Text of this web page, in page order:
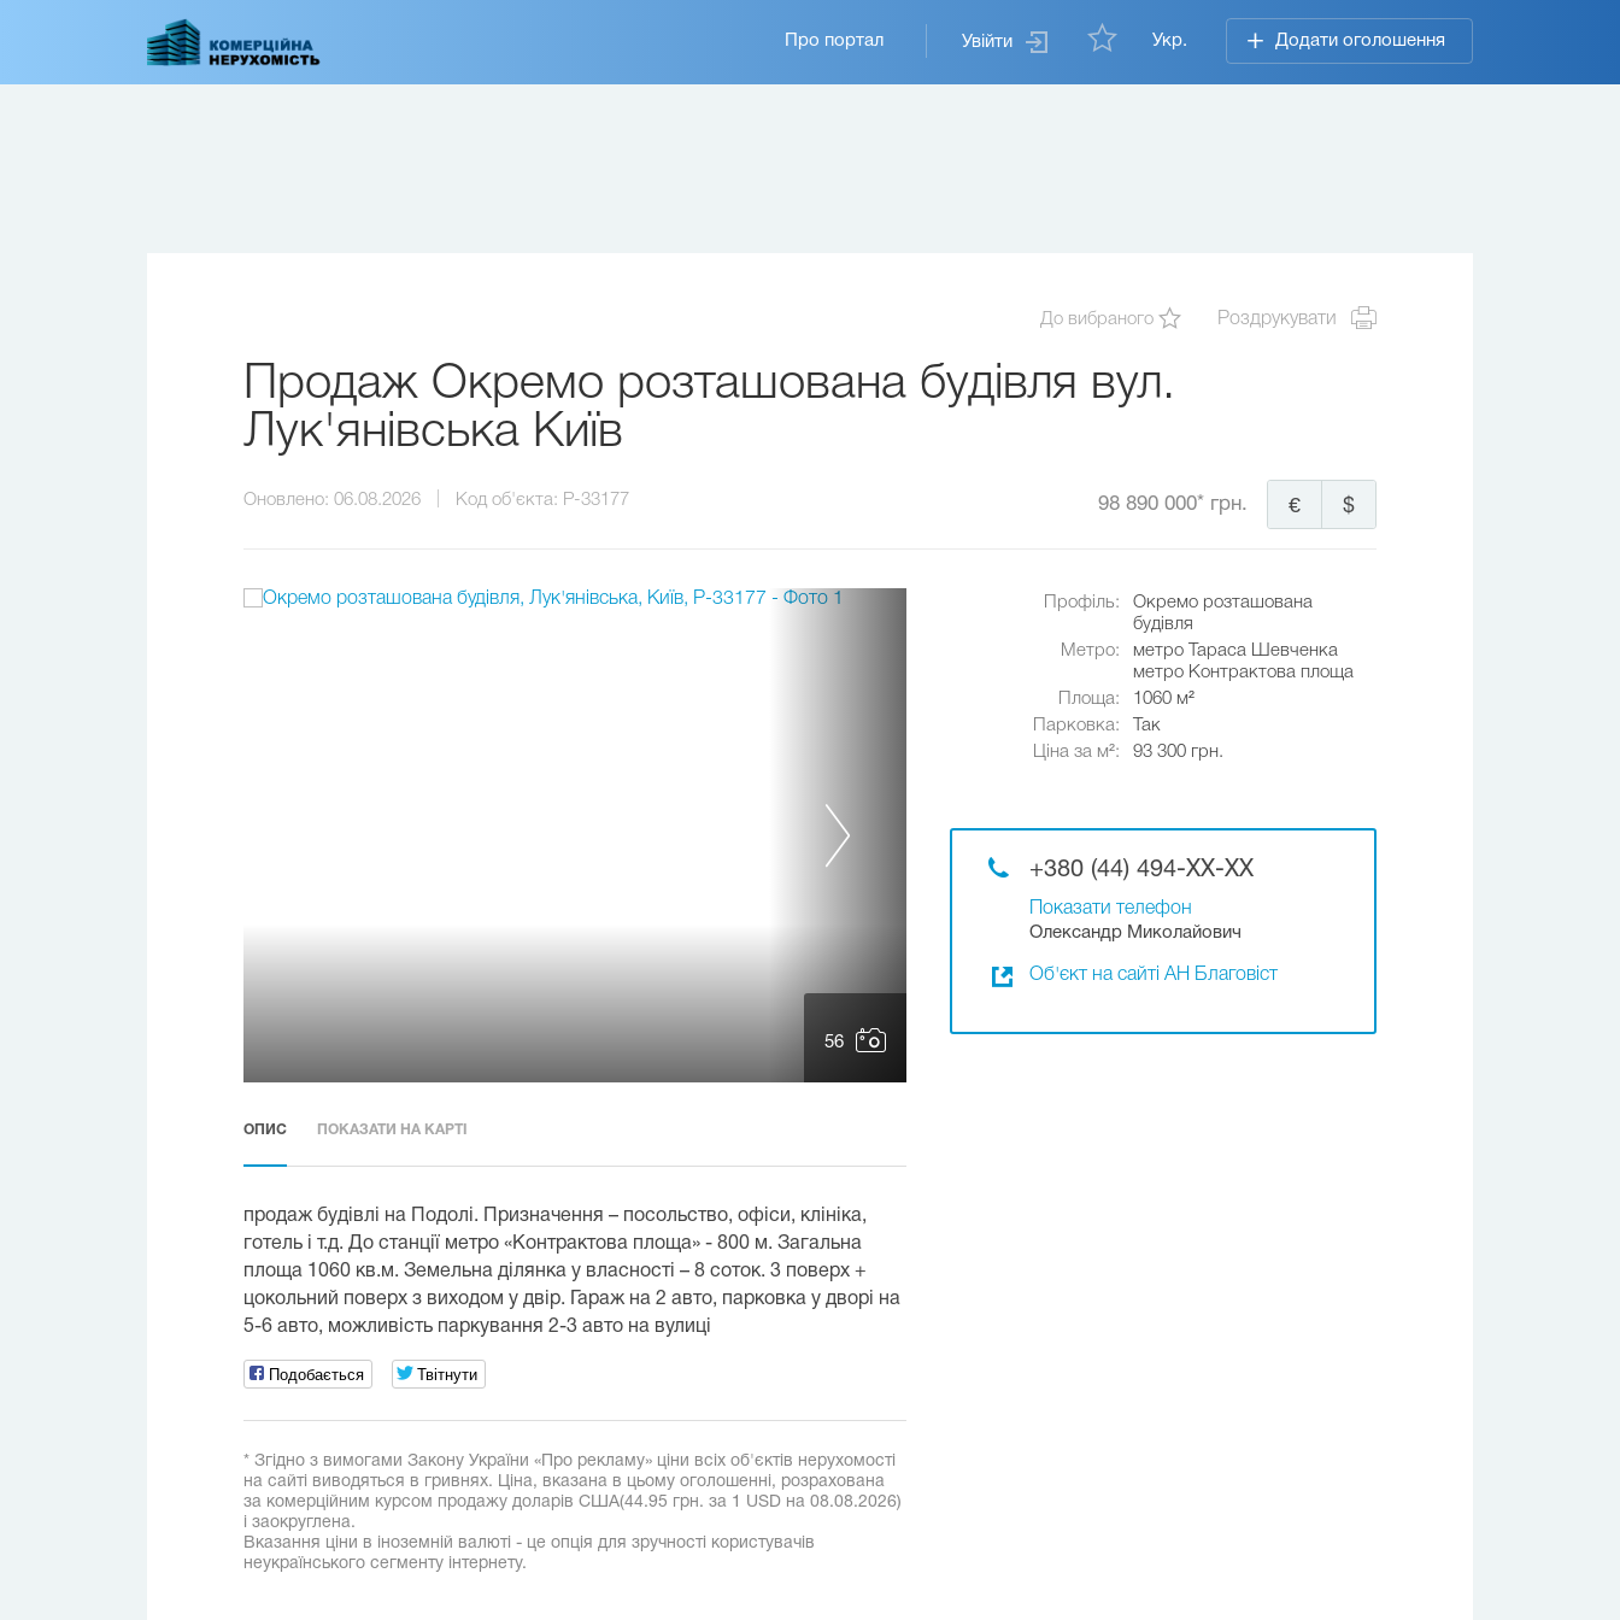
Увійти Укр. Додати оголошення
Основная
навигация
Про портал
До вибраного Роздрукувати
Продаж Окремо розташована будівля вул.
Лук'янівська Київ
Оновлено: 06.08.2026 Код об'єкта: P-33177 98 890 000* грн. $
€
56
Профіль:
Окремо розташована
будівля
Метро:
метро Тараса Шевченка
метро Контрактова площа
Площа:
1060 м²
Парковка:
Так
Ціна за м²:
93 300 грн.
+380 (44) 494-XX-XX
Показати телефон
Олександр Миколайович
Об'єкт на сайті АН Благовіст
ОПИС ПОКАЗАТИ НА КАРТІ
продаж будівлі на Подолі. Призначення – посольство, офіси, клініка,
готель і т.д. До станції метро «Контрактова площа» - 800 м. Загальна
площа 1060 кв.м. Земельна ділянка у власності – 8 соток. 3 поверх +
цокольний поверх з виходом у двір. Гараж на 2 авто, парковка у дворі на
5-6 авто, можливість паркування 2-3 авто на вулиці
Подобається Твітнути
* Згідно з вимогами Закону України «Про рекламу» ціни всіх об'єктів нерухомості
на сайті виводяться в гривнях. Ціна, вказана в цьому оголошенні, розрахована
за комерційним курсом продажу доларів США(44.95 грн. за 1 USD на 08.08.2026)
і заокруглена.
Вказання ціни в іноземній валюті - це опція для зручності користувачів
неукраїнського сегменту інтернету.